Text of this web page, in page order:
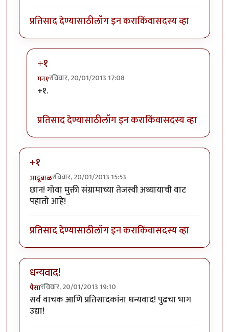
प्रतिसाद देण्यासाठीलॉग इन कराकिंवासदस्य व्हा
+१
मन१रविवार, 20/01/2013 17:08
In reply to
+१.
प्रतिसाद देण्यासाठीलॉग इन कराकिंवासदस्य व्हा
+१
आदूबाळरविवार, 20/01/2013 15:53
छान! गोवा मुक्ती संग्रामाच्या तेजस्वी अध्यायाची वाट
पहातो आहे!
प्रतिसाद देण्यासाठीलॉग इन कराकिंवासदस्य व्हा
धन्यवाद!
पैसारविवार, 20/01/2013 19:10
सर्व वाचक आणि प्रतिसादकांना धन्यवाद! पुढचा भाग
उद्या!